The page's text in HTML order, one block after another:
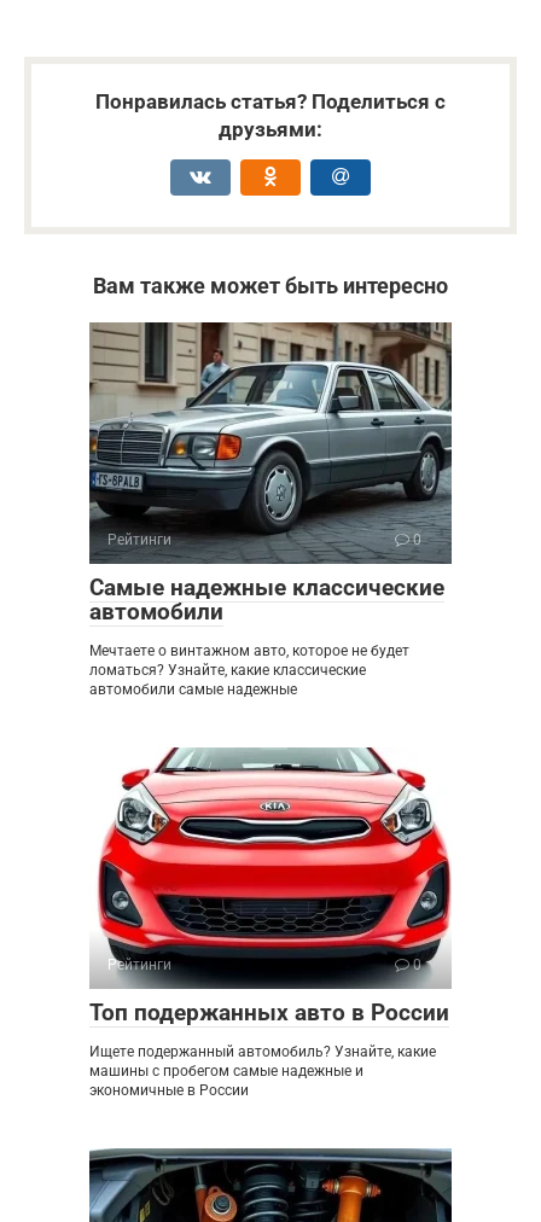
Понравилась статья? Поделиться с
друзьями:
Вам также может быть интересно
Рейтинги 0
Самые надежные классические
автомобили
Мечтаете о винтажном авто, которое не будет
ломаться? Узнайте, какие классические
автомобили самые надежные
Рейтинги 0
Топ подержанных авто в России
Ищете подержанный автомобиль? Узнайте, какие
машины с пробегом самые надежные и
экономичные в России